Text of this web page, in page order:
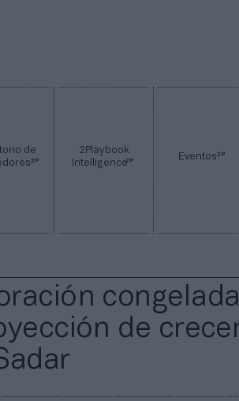
de
2P
2Playbook
Intelligence2P Eventos2P
de